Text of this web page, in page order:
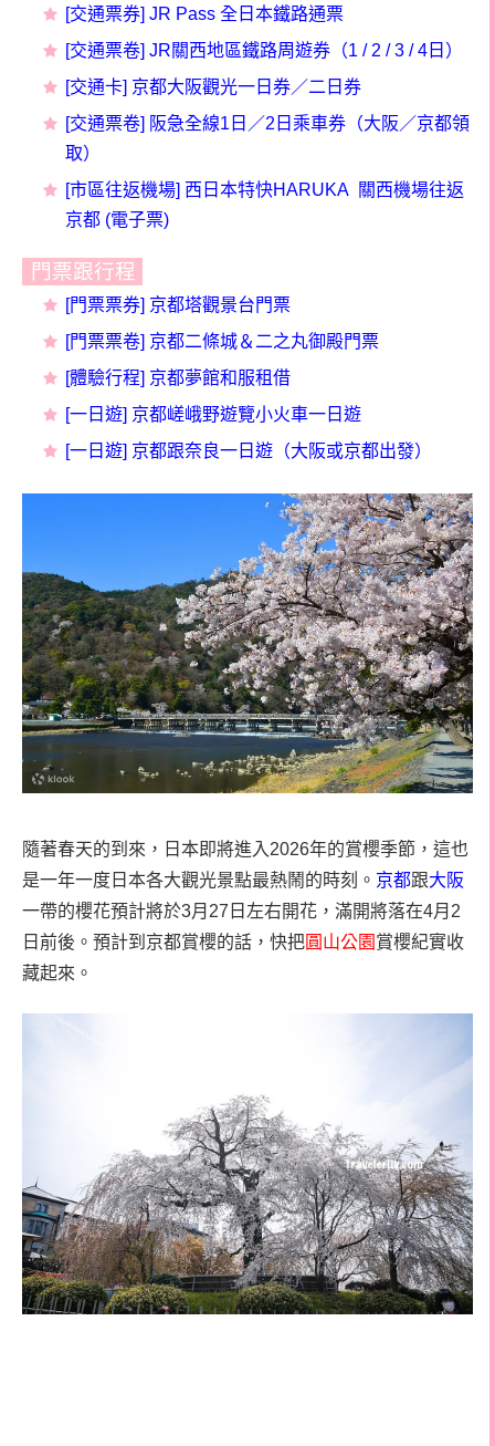
[交通票券] JR Pass 全日本鐵路通票
[交通票卷] JR關西地區鐵路周遊券（1 / 2 / 3 / 4日）
[交通卡] 京都大阪觀光一日券／二日券
[交通票卷] 阪急全線1日／2日乘車券（大阪／京都領
取）
[市區往返機場] 西日本特快HARUKA 關西機場往返
京都 (電子票)
門票跟行程
[門票票券] 京都塔觀景台門票
[門票票卷] 京都二條城＆二之丸御殿門票
[體驗行程] 京都夢館和服租借
[一日遊] 京都嵯峨野遊覽小火車一日遊
[一日遊] 京都跟奈良一日遊（大阪或京都出發）
隨著春天的到來，日本即將進入2026年的賞櫻季節，這也
是一年一度日本各大觀光景點最熱鬧的時刻。 京都跟大阪
一帶的櫻花預計將於3月27日左右開花，滿開將落在4月2
日前後。預計到京都賞櫻的話，快把圓山公園 賞櫻紀實收
藏起來。